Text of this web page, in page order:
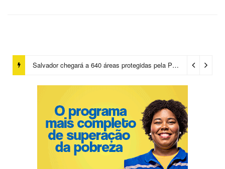
Salvador chegará a 640 áreas protegidas pela Prefeitura com investimentos em contenções de encostas e prevenção de riscos